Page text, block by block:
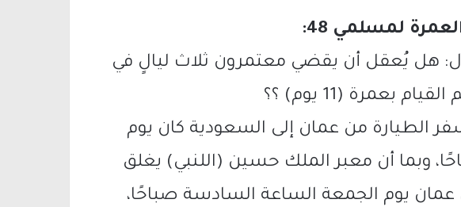
لمسلمي 48:
هل يُعقل أن يقضي معتمرون ثلاث ليالٍ في
بعمرة (11 يوم) ؟؟
الطيارة من عمان إلى السعودية كان يوم
وبما أن معبر الملك حسين (اللنبي) يغلق
عمان يوم الجمعة الساعة السادسة صباحًا،